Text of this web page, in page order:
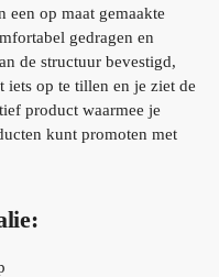
op maat gemaakte
gedragen en
de structuur bevestigd,
iets op te tillen en je ziet de
product waarmee je
kunt promoten met